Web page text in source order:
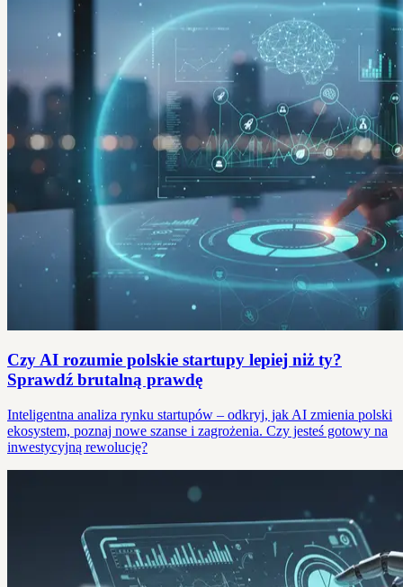
Czy AI rozumie polskie startupy lepiej niż ty?
Sprawdź brutalną prawdę
Inteligentna analiza rynku startupów – odkryj, jak AI zmienia polski
ekosystem, poznaj nowe szanse i zagrożenia. Czy jesteś gotowy na
inwestycyjną rewolucję?